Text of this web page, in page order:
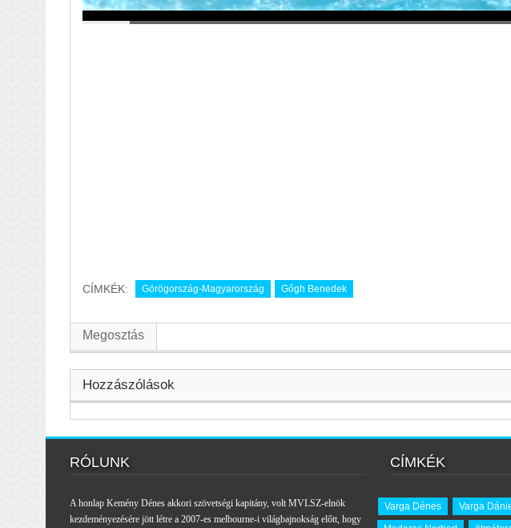
CÍMKÉK: Görögország-Magyarország Gőgh Benedek
Megosztás
Hozzászólások
RÓLUNK
A honlap Kemény Dénes akkori szövetségi kapitány, volt MVLSZ-elnök
kezdeményezésére jött létre a 2007-es melbourne-i világbajnokság előtt, hogy
CÍMKÉK
Varga Dénes Varga